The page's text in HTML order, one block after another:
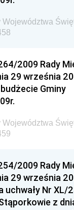
Unii
Ministerstwa
Ministerstwa
Ministra
Ministra
Ministra
Województwa
2009 Rady
29 września
Gminy
Województwa
2009 Rady
29 września
uchwały Nr XL/
z